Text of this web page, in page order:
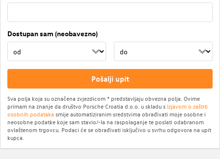
Dostupan sam (neobavezno)
Pošalji upit
Sva polja koja su označena zvjezdicom * predstavljaju obvezna polja. Ovime
primam na znanje da društvo Porsche Croatia d.o.o. u skladu s Izjavom o zaštiti
osobnih podataka smije automatiziranim sredstvima obrađivati moje osobne i
neosobne podatke koje sam stavio/-la na raspolaganje te poslati odabranom
ovlaštenom trgovcu. Podaci će se obrađivati isključivo u svrhu odgovora na upit
kupca.